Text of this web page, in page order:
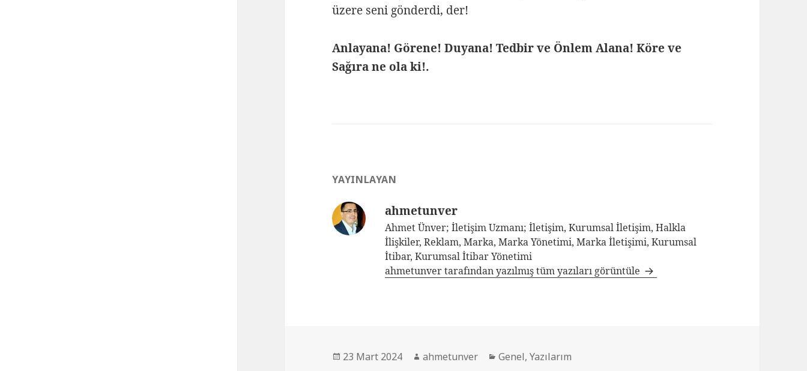
üzere seni gönderdi, der!
Anlayana! Görene! Duyana! Tedbir ve Önlem Alana! Köre ve
Sağıra ne ola ki!.
YAYINLAYAN
ahmetunver
Ahmet Ünver; İletişim Uzmanı; İletişim, Kurumsal İletişim, Halkla
İlişkiler, Reklam, Marka, Marka Yönetimi, Marka İletişimi, Kurumsal
İtibar, Kurumsal İtibar Yönetimi
ahmetunver tarafından yazılmış tüm yazıları görüntüle
23 Mart 2024 ahmetunver Genel,Yazılarım